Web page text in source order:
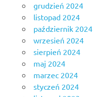
grudzień 2024
listopad 2024
październik 2024
wrzesień 2024
sierpień 2024
maj 2024
marzec 2024
styczeń 2024